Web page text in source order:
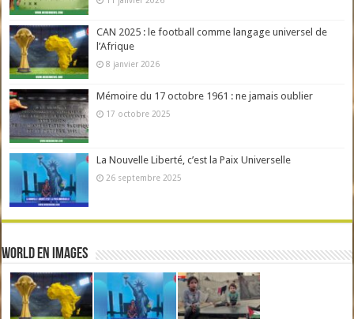
CAN 2025 : le football comme langage universel de
l’Afrique
8 janvier 2026
Mémoire du 17 octobre 1961 : ne jamais oublier
17 octobre 2025
La Nouvelle Liberté, c’est la Paix Universelle
26 septembre 2025
World en Images